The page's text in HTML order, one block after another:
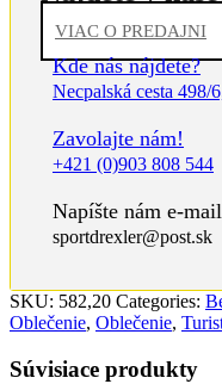
VIAC O PREDAJNI
Kde nás nájdete?
Necpalská cesta 498/
Zavolajte nám!
+421 (0)903 808 544
Napíšte nám e-
sportdrexler@post.sk
SKU: 582,20 Categories:
Oblečenie, Oblečenie,
Súvisiace produkty